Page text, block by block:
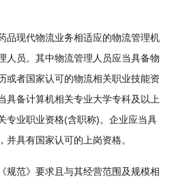
现代物流业务相适应的物流管理机
人员。其中物流管理人员应当具备物
或者国家认可的物流相关职业技能资
具备计算机相关专业大学专科及以上
专业职业资格(含职称)。企业应当具
具有国家认可的上岗资格。
范》要求且与其经营范围及规模相